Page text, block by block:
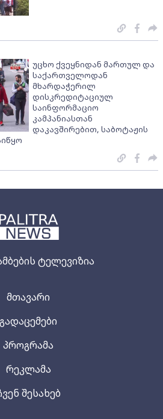
ტელევიზია
მთავარი
გადაცემები
პროგრამა
რეკლამა
შესახებ
უცხო ქვეყნიდან მართულ და
საქართველოდან
მხარდაჭერილ
დისკრედიტაციულ
საინფორმაციო
კამპანიასთან
დაკავშირებით, საბოტაჟის